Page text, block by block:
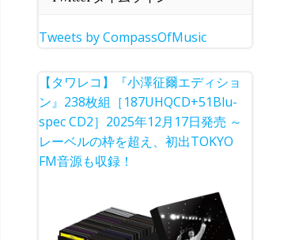
Tweets by CompassOfMusic
【タワレコ】『小澤征爾エディショ
ン』238枚組［187UHQCD+51Blu-
spec CD2］2025年12月17日発売 ～
レーベルの枠を超え、初出TOKYO
FM音源も収録！